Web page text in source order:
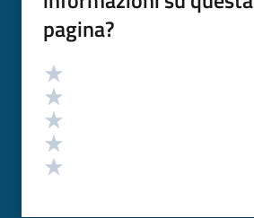
pagina?
Valutazione